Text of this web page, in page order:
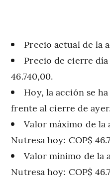
Precio actual de la
Precio de cierre
46.740,00.
Hoy, la acción se
frente al cierre de
Valor máximo de la
Nutresa hoy: COP$
Valor mínimo de la
Nutresa hoy: COP$